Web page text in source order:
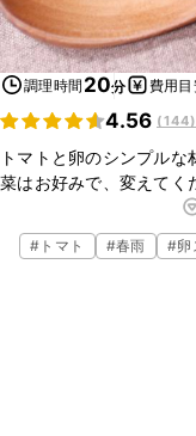
調理時間 20分 費用
4.56 (144)
トマトと卵のシンプル
菜はお好みで、変えてく
です。ラー油や塩こし
がお好きな方は、ラー
# トマト #春雨 #卵